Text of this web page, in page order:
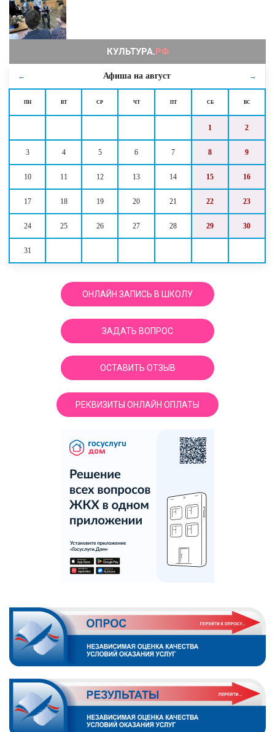
← Афиша на август →
ПН ВТ СР ЧТ ПТ СБ ВС
1 2
3 4 5 6 7 8 9
10 11 12 13 14 15 16
17 18 19 20 21 22 23
24 25 26 27 28 29 30
31
ОНЛАЙН ЗАПИСЬ В ШКОЛУ
ЗАДАТЬ ВОПРОС
ОСТАВИТЬ ОТЗЫВ
РЕКВИЗИТЫ ОНЛАЙН ОПЛАТЫ